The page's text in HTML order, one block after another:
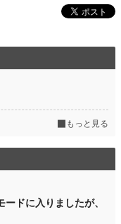
もっと見る
ドに入りましたが、